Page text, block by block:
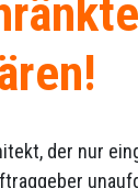
der nur